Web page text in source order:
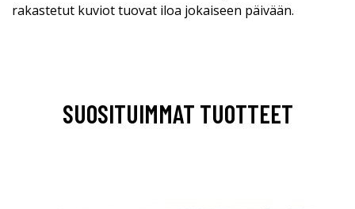
rakastetut kuviot tuovat iloa jokaiseen päivään.
SUOSITUIMMAT TUOTTEET